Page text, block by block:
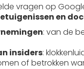
vragen op
en
: van de
insiders:
of betrokken